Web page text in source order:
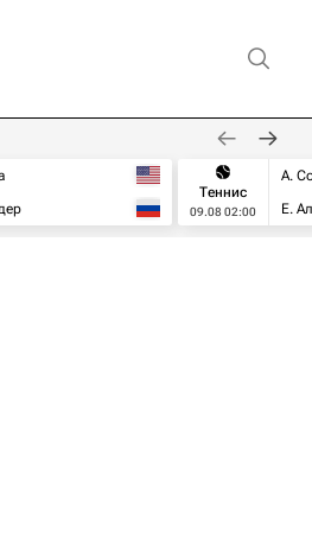
Теннис
09.08 02:00
А.
Е.